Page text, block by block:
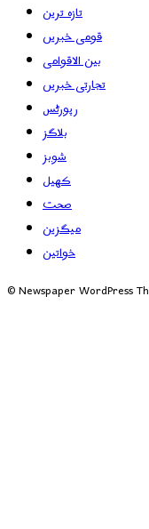
تازہ ترین
قومی خبریں
بین الاقوامی
تجارتی خبریں
رپورٹس
بلاگز
شوبز
کھیل
صحت
میگزین
خواتین
© Newspaper WordPress